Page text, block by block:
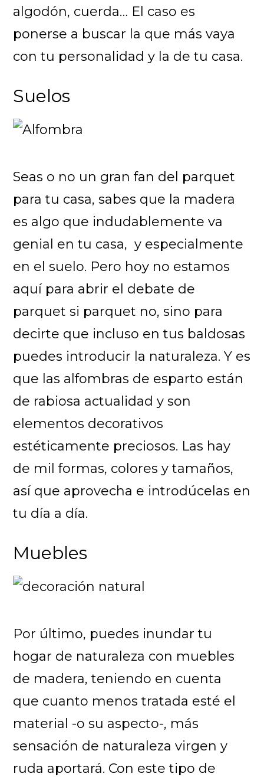
algodón, cuerda… El caso es
ponerse a buscar la que más vaya
con tu personalidad y la de tu casa.
Suelos
Seas o no un gran fan del parquet
para tu casa, sabes que la madera
es algo que indudablemente va
genial en tu casa, y especialmente
en el suelo. Pero hoy no estamos
aquí para abrir el debate de
parquet si parquet no, sino para
decirte que incluso en tus baldosas
puedes introducir la naturaleza. Y es
que las alfombras de esparto están
de rabiosa actualidad y son
elementos decorativos
estéticamente preciosos. Las hay
de mil formas, colores y tamaños,
así que aprovecha e introdúcelas en
tu día a día.
Muebles
Por último, puedes inundar tu
hogar de naturaleza con muebles
de madera, teniendo en cuenta
que cuanto menos tratada esté el
material -o su aspecto-, más
sensación de naturaleza virgen y
ruda aportará. Con este tipo de